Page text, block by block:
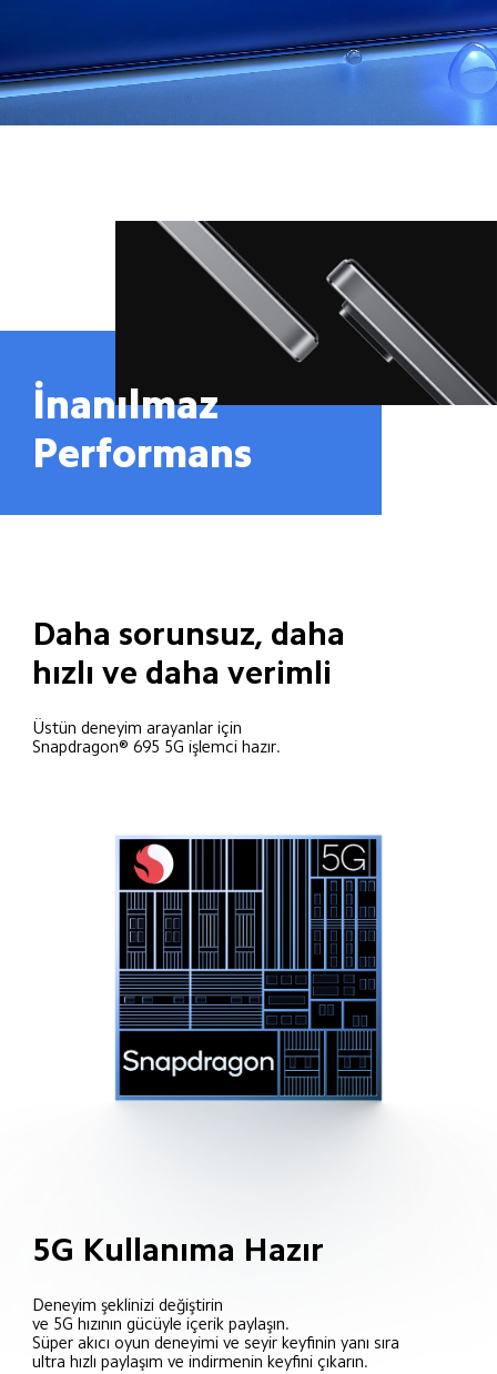
İnanılmaz
Performans
Daha sorunsuz, daha
hızlı ve daha verimli
Üstün deneyim arayanlar için
5G Kullanıma Hazır
Deneyim şeklinizi değiştirin
ve 5G hızının gücüyle içerik paylaşın.
Süper akıcı oyun deneyimi ve seyir keyfinin yanı sıra
ultra hızlı paylaşım ve indirmenin keyfini çıkarın.